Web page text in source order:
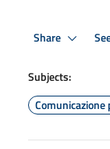
Share
Subjects:
Comunicazione